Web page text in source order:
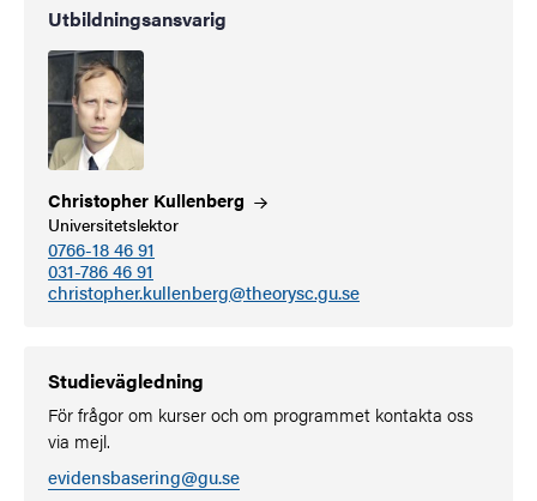
Utbildningsansvarig
Christopher Kullenberg
Universitetslektor
0766-18 46 91
031-786 46 91
christopher.kullenberg@theorysc.gu.se
Studievägledning
För frågor om kurser och om programmet kontakta oss
via mejl.
evidensbasering@gu.se